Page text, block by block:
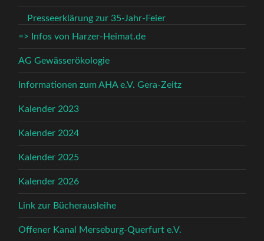
Presseerklärung zur 35-Jahr-Feier
=> Infos von Harzer-Heimat.de
AG Gewässerökologie
Informationen zum AHA e.V. Gera-Zeitz
Kalender 2023
Kalender 2024
Kalender 2025
Kalender 2026
Link zur Bücherausleihe
Offener Kanal Merseburg-Querfurt e.V.